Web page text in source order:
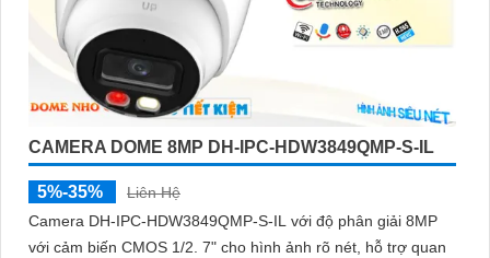
CAMERA DOME 8MP DH-IPC-HDW3849QMP-S-IL
5%-35%
Liên Hệ
Camera DH-IPC-HDW3849QMP-S-IL với độ phân giải 8MP
với cảm biến CMOS 1/2. 7" cho hình ảnh rõ nét, hỗ trợ quan